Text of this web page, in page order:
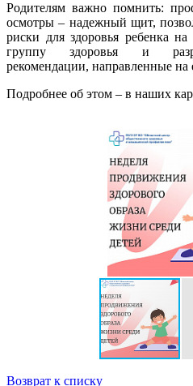
Родителям важно помнить:
осмотры – надежный щит,
риски для здоровья ребенка
группу здоровья и
рекомендации, направленные на
Подробнее об этом – в наших
Возврат к списку